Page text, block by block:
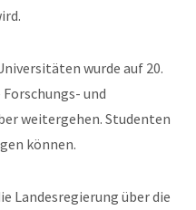
wurde auf 20.
und
weitergehen. Studenten
können.
Landesregierung über die